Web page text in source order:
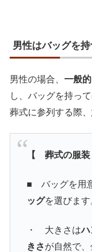
男性はバッグを持
男性の場合、 一般
し、バッグを持っ
葬式に参列する際、
【 葬式の服
■ バッグを用
ッグを選びます
・ 大きさはハ
きさが自然で